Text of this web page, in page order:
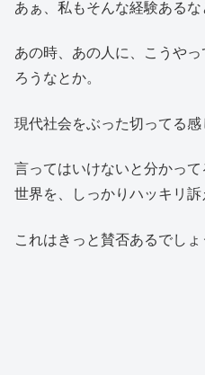
あぁ、私もそんな経験ある
あの時、あの人に、こうや
ろうなとか。
現代社会をぶった切ってる感
言ってはいけないと分かっ
世界を、しっかりハッキリ訴
これはきっと賛否あるでしょ